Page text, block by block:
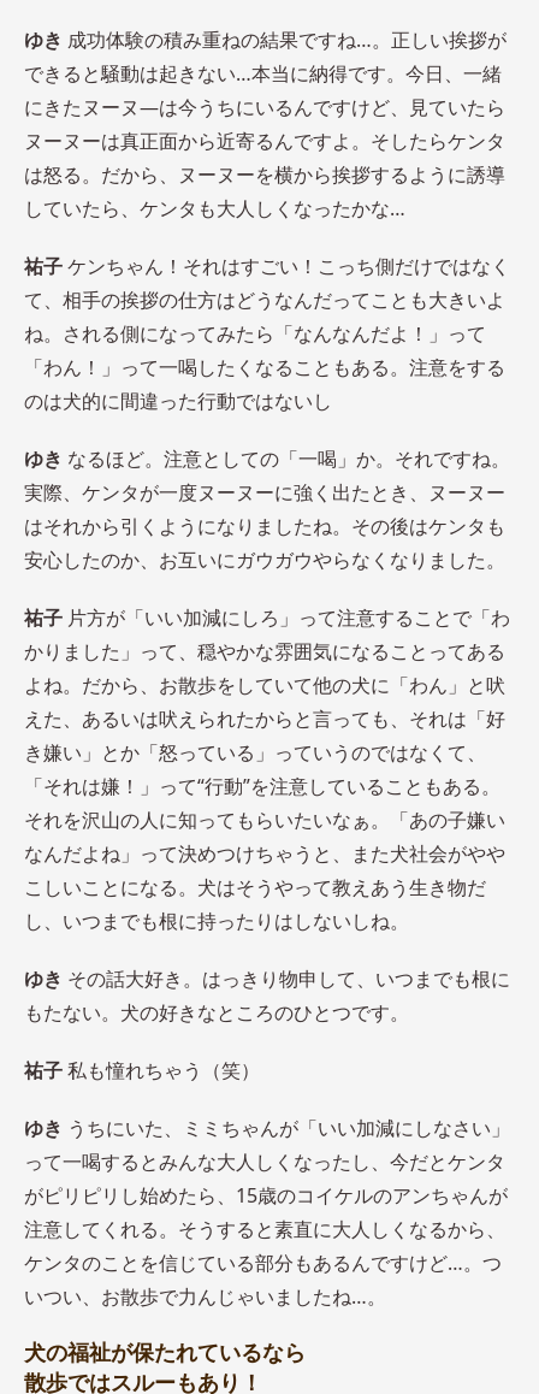
ゆき 成功体験の積み重ねの結果ですね…。正しい挨拶が
できると騒動は起きない…本当に納得です。今日、一緒
にきたヌーヌ―は今うちにいるんですけど、見ていたら
ヌーヌーは真正面から近寄るんですよ。そしたらケンタ
は怒る。だから、ヌーヌーを横から挨拶するように誘導
していたら、ケンタも大人しくなったかな…
祐子ケンちゃん！それはすごい！こっち側だけではなく
て、相手の挨拶の仕方はどうなんだってことも大きいよ
ね。される側になってみたら「なんなんだよ！」って
「わん！」って一喝したくなることもある。注意をする
のは犬的に間違った行動ではないし
ゆき なるほど。注意としての「一喝」か。それですね。
実際、ケンタが一度ヌーヌーに強く出たとき、ヌーヌー
はそれから引くようになりましたね。その後はケンタも
安心したのか、お互いにガウガウやらなくなりました。
祐子 片方が「いい加減にしろ」って注意することで「わ
かりました」って、穏やかな雰囲気になることってある
よね。だから、お散歩をしていて他の犬に「わん」と吠
えた、あるいは吠えられたからと言っても、それは「好
き嫌い」とか「怒っている」っていうのではなくて、
「それは嫌！」って“行動”を注意していることもある。
それを沢山の人に知ってもらいたいなぁ。「あの子嫌い
なんだよね」って決めつけちゃうと、また犬社会がやや
こしいことになる。犬はそうやって教えあう生き物だ
し、いつまでも根に持ったりはしないしね。
ゆき その話大好き。はっきり物申して、いつまでも根に
もたない。犬の好きなところのひとつです。
祐子私も憧れちゃう（笑）
ゆき うちにいた、ミミちゃんが「いい加減にしなさい」
って一喝するとみんな大人しくなったし、今だとケンタ
がピリピリし始めたら、15歳のコイケルのアンちゃんが
注意してくれる。そうすると素直に大人しくなるから、
ケンタのことを信じている部分もあるんですけど…。つ
いつい、お散歩で力んじゃいましたね…。
犬の福祉が保たれているなら
散歩ではスルーもあり！